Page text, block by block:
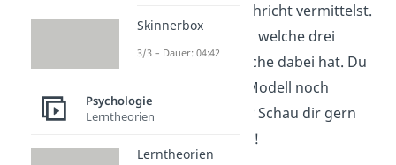
Gegenüber eine Nachricht vermittelst.
Hier erklären wir dir, welche drei
Funktionen die Sprache dabei hat. Du
willst das Organon Modell noch
schneller verstehen? Schau dir gern
dazu an!
Skinnerbox
3/3 – Dauer: 04:42
Psychologie
Lerntheorien
Lerntheorien